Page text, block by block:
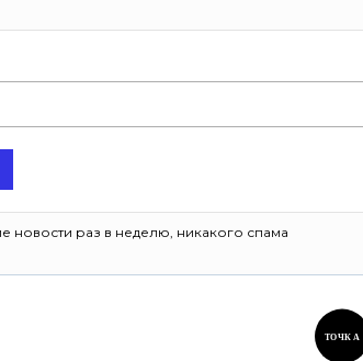
новости раз в неделю, никакого спама
ТОЧК А